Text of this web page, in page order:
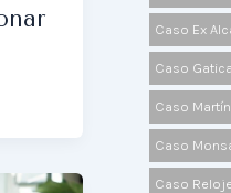
Caso Ex
Caso
Caso
Caso
Caso